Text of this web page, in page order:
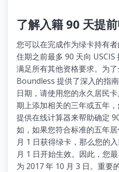
了解入籍 90 天提
您可以在完成作为绿卡持有
住期之前最多 90 天向
满足所有其他资格要求。为了
Boundless 提供了深入的指
日期，请使用您的永久居民
期上添加相关的三年或五年
提供在线计算器来帮助确定
如，如果您符合标准的五年
月 1 日获得绿卡，那么您的
月 1 日开始生效。因此，您
为 2017 年 10 月 3 日。重要